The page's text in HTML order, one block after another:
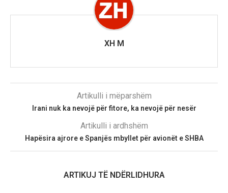
XH M
Artikulli i mëparshëm
Irani nuk ka nevojë për fitore, ka nevojë për nesër
Artikulli i ardhshëm
Hapësira ajrore e Spanjës mbyllet për avionët e SHBA
ARTIKUJ TË NDËRLIDHURA